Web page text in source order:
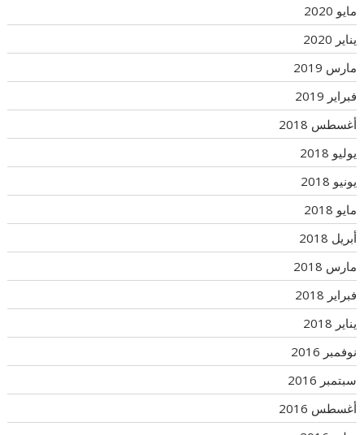
مايو 2020
يناير 2020
مارس 2019
فبراير 2019
أغسطس 2018
يوليو 2018
يونيو 2018
مايو 2018
أبريل 2018
مارس 2018
فبراير 2018
يناير 2018
نوفمبر 2016
سبتمبر 2016
أغسطس 2016